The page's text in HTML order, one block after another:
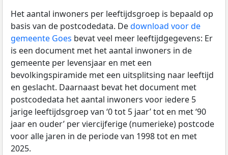
Het aantal inwoners per leeftijdsgroep is bepaald op
basis van de postcodedata. Dedownload voor de
gemeente Goes bevat veel meer leeftijdgegevens: Er
is een document met het aantal inwoners in de
gemeente per levensjaar en met een
bevolkingspiramide met een uitsplitsing naar leeftijd
en geslacht. Daarnaast bevat het document met
postcodedata het aantal inwoners voor iedere 5
jarige leeftijdsgroep van ‘0 tot 5 jaar’ tot en met ‘90
jaar en ouder’ per viercijferige (numerieke) postcode
voor alle jaren in de periode van 1998 tot en met
2025.